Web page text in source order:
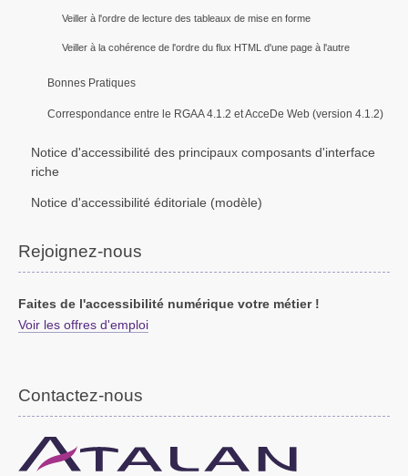
Veiller à l'ordre de lecture des tableaux de mise en forme
Veiller à la cohérence de l'ordre du flux HTML d'une page à l'autre
Bonnes Pratiques
Correspondance entre le RGAA 4.1.2 et AcceDe Web (version 4.1.2)
Notice d'accessibilité des principaux composants d'interface
riche
Notice d'accessibilité éditoriale (modèle)
Rejoignez-nous
Faites de l'accessibilité numérique votre métier !
Voir les offres d'emploi
Contactez-nous